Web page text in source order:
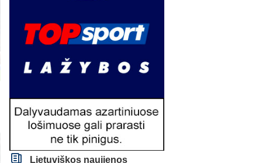
Lietuviškos naujienos